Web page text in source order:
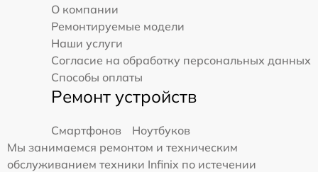
О компании
Ремонтируемые модели
Наши услуги
Согласие на обработку персональных данных
Способы оплаты
Ремонт устройств
Смартфонов
Ноутбуков
Мы занимаемся ремонтом и техническим
обслуживанием техники Infinix по истечении